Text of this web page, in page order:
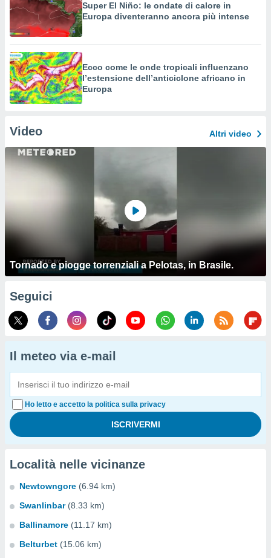
Super El Niño: le ondate di calore in
Europa diventeranno ancora più intense
Ecco come le onde tropicali influenzano
l’estensione dell’anticiclone africano in
Europa
Video Altri video
Tornado e piogge torrenziali a Pelotas, in Brasile.
Seguici
Il meteo via e-mail
Ho letto e accetto la politica sulla privacy
Località nelle vicinanze
Newtowngore (6.94 km)
Swanlinbar (8.33 km)
Ballinamore (11.17 km)
Belturbet (15.06 km)